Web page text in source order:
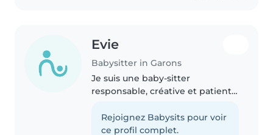
Evie
Babysitter in Garons
Je suis une baby-sitter
responsable, créative et patiente
garde d'enfants, principalement
avec les enfants d'âge
Rejoignez Babysits pour voir
ce profil complet.